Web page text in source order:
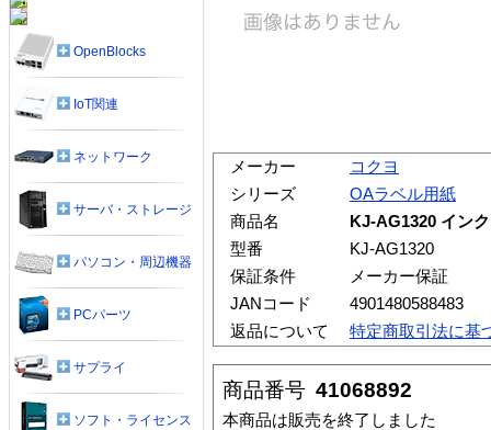
メーカー
コクヨ
シリーズ
OAラベル用紙
商品名
KJ-AG1320 イン
型番
KJ-AG1320
保証条件
メーカー保証
JANコード
4901480588483
返品について
特定商取引法に基
商品番号 41068892
本商品は販売を終了しました
OpenBlocks
IoT関連
ネットワーク
サーバ・ストレージ
パソコン・周辺機器
PCパーツ
サプライ
ソフト・ライセンス